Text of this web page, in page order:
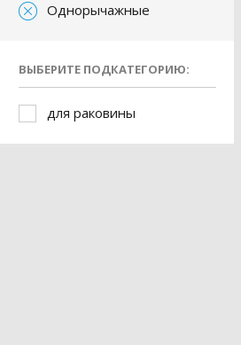
Однорычажные
ВЫБЕРИТЕ ПОДКАТЕГОРИЮ:
для раковины